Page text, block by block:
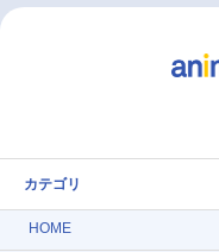
カテゴリ
HOME